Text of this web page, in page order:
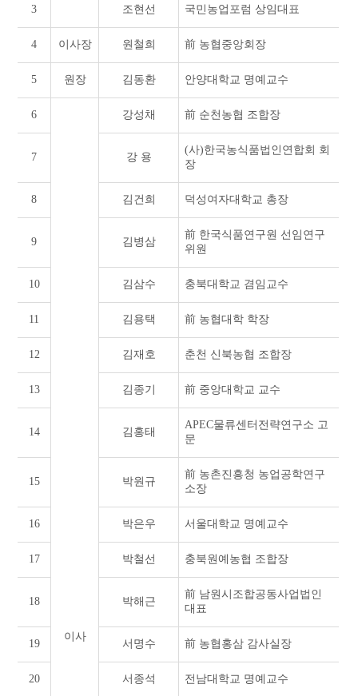
3 조현선 국민농업포럼 상임대표
4 이사장 원철희 前 농협중앙회장
5 원장 김동환 안양대학교 명예교수
6
이사
강성채 前 순천농협 조합장
7 강 용
(사)한국농식품법인연합회 회
장
8 김건희 덕성여자대학교 총장
9 김병삼
前 한국식품연구원 선임연구
위원
10 김삼수 충북대학교 겸임교수
11 김용택 前 농협대학 학장
12 김재호 춘천 신북농협 조합장
13 김종기 前 중앙대학교 교수
14 김홍태
APEC물류센터전략연구소 고
문
15 박원규
前 농촌진흥청 농업공학연구
소장
16 박은우 서울대학교 명예교수
17 박철선 충북원예농협 조합장
18 박해근
前 남원시조합공동사업법인
대표
19 서명수 前 농협홍삼 감사실장
20 서종석 전남대학교 명예교수